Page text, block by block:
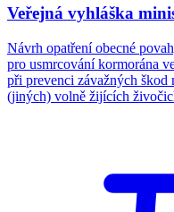
Veřejná vyhláška
Návrh opatření obecné
pro usmrcování kormorána
při prevenci závažných škod
(jiných) volně žijících